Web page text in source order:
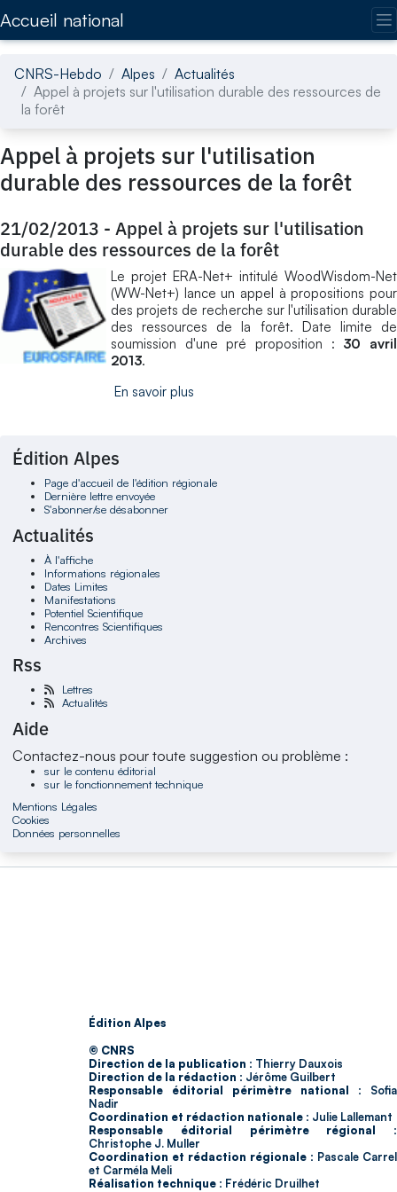
Accueil national
CNRS-Hebdo Alpes
Actualités
Appel à projets sur l'utilisation durable des ressources de
la forêt
Appel à projets sur l'utilisation
durable des ressources de la forêt
21/02/2013 - Appel à projets sur l'utilisation
durable des ressources de la forêt
Le projet ERA-Net+ intitulé WoodWisdom-Net
(WW-Net+) lance un appel à propositions pour
des projets de recherche sur l'utilisation durable
des ressources de la forêt. Date limite de
soumission d'une pré proposition : 30 avril
2013.
En savoir plus
Édition Alpes
Page d'accueil de l'édition régionale
Dernière lettre envoyée
S'abonner/se désabonner
Actualités
À l'affiche
Informations régionales
Dates Limites
Manifestations
Potentiel Scientifique
Rencontres Scientifiques
Archives
Rss
Lettres
Actualités
Aide
Contactez-nous pour toute suggestion ou problème :
sur le contenu éditorial
sur le fonctionnement technique
Mentions Légales
Cookies
Données personnelles
Édition Alpes
© CNRS
Direction de la publication : Thierry Dauxois
Direction de la rédaction : Jérôme Guilbert
Responsable éditorial périmètre national : Sofia
Nadir
Coordination et rédaction nationale : Julie Lallemant
Responsable éditorial périmètre régional :
Christophe J. Muller
Coordination et rédaction régionale : Pascale Carrel
et Carméla Meli
Réalisation technique : Frédéric Druilhet